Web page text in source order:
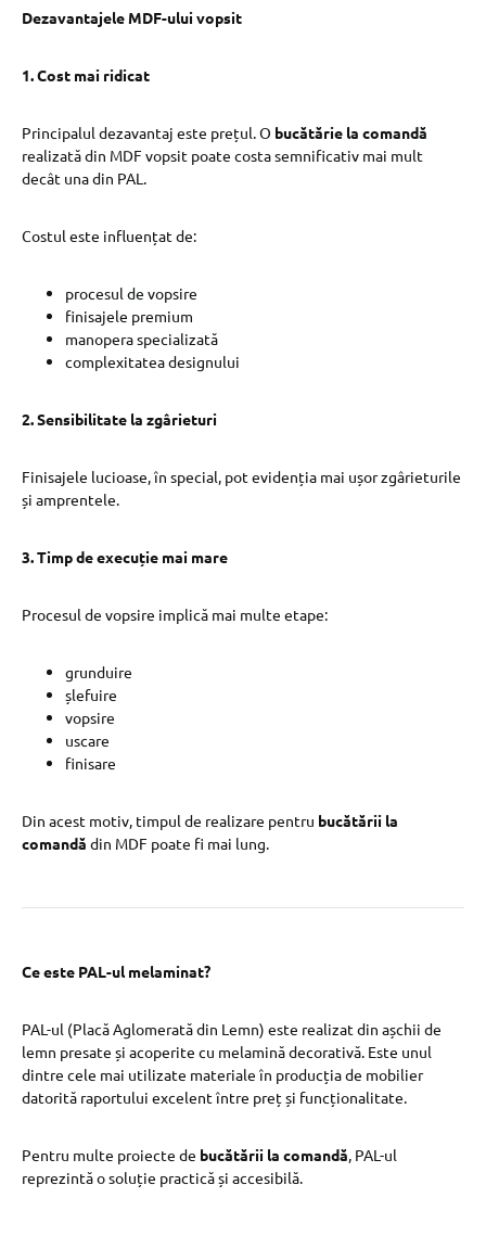
Dezavantajele MDF-ului vopsit
1. Cost mai ridicat
Principalul dezavantaj este prețul. O bucătărie la comandă
realizată din MDF vopsit poate costa semnificativ mai mult
decât una din PAL.
Costul este influențat de:
procesul de vopsire
finisajele premium
manopera specializată
complexitatea designului
2. Sensibilitate la zgârieturi
Finisajele lucioase, în special, pot evidenția mai ușor zgârieturile
și amprentele.
3. Timp de execuție mai mare
Procesul de vopsire implică mai multe etape:
grunduire
șlefuire
vopsire
uscare
finisare
Din acest motiv, timpul de realizare pentru bucătării la
comandă din MDF poate fi mai lung.
Ce este PAL-ul melaminat?
PAL-ul (Placă Aglomerată din Lemn) este realizat din așchii de
lemn presate și acoperite cu melamină decorativă. Este unul
dintre cele mai utilizate materiale în producția de mobilier
datorită raportului excelent între preț și funcționalitate.
Pentru multe proiecte de bucătării la comandă, PAL-ul
reprezintă o soluție practică și accesibilă.